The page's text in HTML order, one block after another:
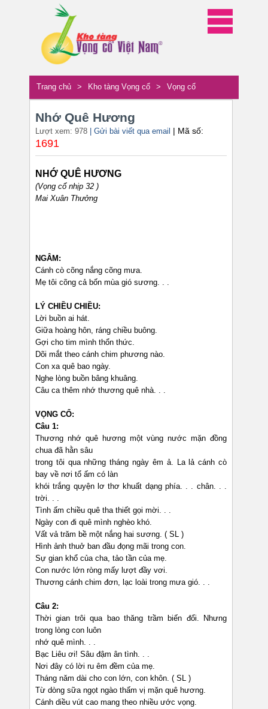
Trang chủ > Kho tàng Vọng cổ > Vọng cổ
Nhớ Quê Hương
Lượt xem: 978 | Gửi bài viết qua email | Mã số:
1691
NHỚ QUÊ HƯƠNG
(Vọng cổ nhịp 32 )
Mai Xuân Thưởng
NGÂM:
Cánh cò cõng nắng cõng mưa.
Mẹ tôi cõng cả bốn mùa gió sương. . .
LÝ CHIỀU CHIỀU:
Lời buồn ai hát.
Giữa hoàng hôn, ráng chiều buông.
Gợi cho tim mình thổn thức.
Dõi mắt theo cánh chim phương nào.
Con xa quê bao ngày.
Nghe lòng buồn bâng khuâng.
Câu ca thêm nhớ thương quê nhà. . .
VỌNG CỔ:
Câu 1:
Thương nhớ quê hương một vùng nước mặn đồng
chua đã hằn sâu
trong tôi qua những tháng ngày êm ả. La lả cánh cò
bay về nơi tổ ấm có làn
khói trắng quyện lơ thơ khuất dạng phía. . . chân. . .
trời. . .
Tình ấm chiều quê tha thiết gọi mời. . .
Ngày con đi quê mình nghèo khó.
Vất vả trăm bề một nắng hai sương. ( SL )
Hình ảnh thuở ban đầu đọng mãi trong con.
Sự gian khổ của cha, tảo tần của mẹ.
Con nước lớn ròng mấy lượt đầy vơi.
Thương cánh chim đơn, lạc loài trong mưa gió. . .
Câu 2:
Thời gian trôi qua bao thăng trầm biến đổi. Nhưng
trong lòng con luôn
nhớ quê mình. . .
Bạc Liêu ơi! Sâu đậm ân tình. . .
Nơi đây có lời ru êm đềm của mẹ.
Tháng năm dài cho con lớn, con khôn. ( SL )
Từ dòng sữa ngọt ngào thấm vị mặn quê hương.
Cánh diều vút cao mang theo nhiều ước vọng.